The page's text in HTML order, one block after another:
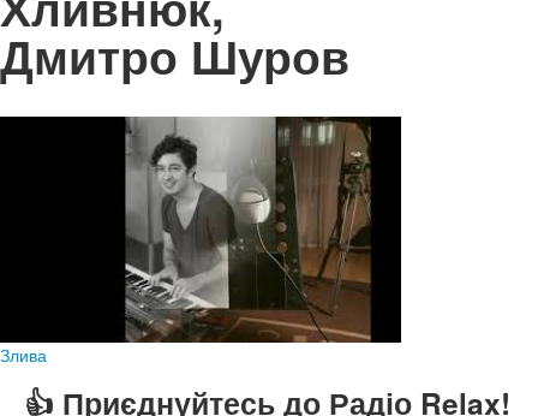
Дмитро Шуров
Злива
👍 Приєднуйтесь до Радіо Relax!